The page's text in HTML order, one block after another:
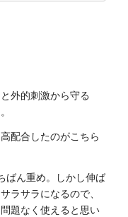
外的刺激から守る
配合したのがこちら
ばん重め。しかし伸ば
ラサラになるので、
題なく使えると思い